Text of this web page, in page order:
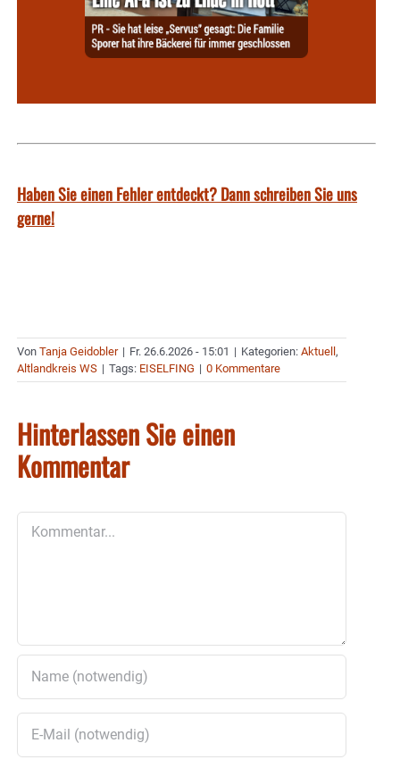
Haben Sie einen Fehler entdeckt? Dann schreiben Sie uns
gerne!
Von Tanja Geidobler | Fr. 26.6.2026 - 15:01 | Kategorien: Aktuell,
Altlandkreis WS | Tags: EISELFING | 0 Kommentare
Hinterlassen Sie einen
Kommentar